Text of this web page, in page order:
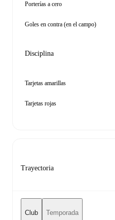
Porterías a cero
Goles en contra (en el campo)
Disciplina
Tarjetas amarillas
Tarjetas rojas
Trayectoria
Club Temporada